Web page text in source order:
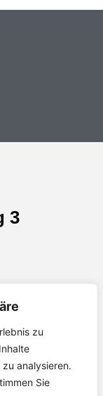
zu
analysieren.
Sie
3
du hier: